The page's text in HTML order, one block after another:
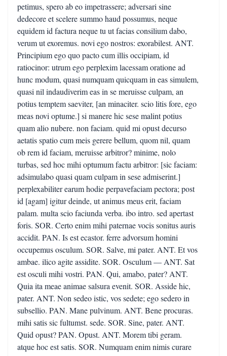
petimus, spero ab eo impetrassere; adversari sine
dedecore et scelere summo haud possumus, neque
equidem id factura neque tu ut facias consilium dabo,
verum ut exoremus. novi ego nostros: exorabilest. ANT.
Principium ego quo pacto cum illis occipiam, id
ratiocinor: utrum ego perplexim lacessam oratione ad
hunc modum, quasi numquam quicquam in eas simulem,
quasi nil indaudiverim eas in se meruisse culpam, an
potius temptem saeviter, [an minaciter. scio litis fore, ego
meas novi optume.] si manere hic sese malint potius
quam alio nubere. non faciam. quid mi opust decurso
aetatis spatio cum meis gerere bellum, quom nil, quam
ob rem id faciam, meruisse arbitror? minime, nolo
turbas, sed hoc mihi optumum factu arbitror: [sic faciam:
adsimulabo quasi quam culpam in sese admiserint.]
perplexabiliter earum hodie perpavefaciam pectora; post
id [agam] igitur deinde, ut animus meus erit, faciam
palam. multa scio faciunda verba. ibo intro. sed apertast
foris. SOR. Certo enim mihi paternae vocis sonitus auris
accidit. PAN. Is est ecastor. ferre advorsum homini
occupemus osculum. SOR. Salve, mi pater. ANT. Et vos
ambae. ilico agite assidite. SOR. Osculum — ANT. Sat
est osculi mihi vostri. PAN. Qui, amabo, pater? ANT.
Quia ita meae animae salsura evenit. SOR. Asside hic,
pater. ANT. Non sedeo istic, vos sedete; ego sedero in
subsellio. PAN. Mane pulvinum. ANT. Bene procuras.
mihi satis sic fultumst. sede. SOR. Sine, pater. ANT.
Quid opust? PAN. Opust. ANT. Morem tibi geram.
atque hoc est satis. SOR. Numquam enim nimis curare